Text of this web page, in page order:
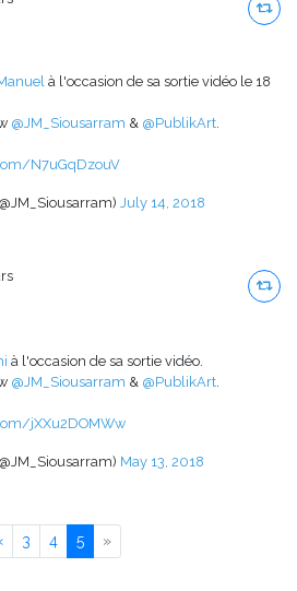
à l'occasion de sa sortie vidéo le 18
@JM_Siousarram & @PublikArt.
N7uGqDzouV
July 14, 2018
à l'occasion de sa sortie vidéo.
@JM_Siousarram & @PublikArt
jXXu2DOMWw
May 13, 2018
Previous
3 4 5 »Next